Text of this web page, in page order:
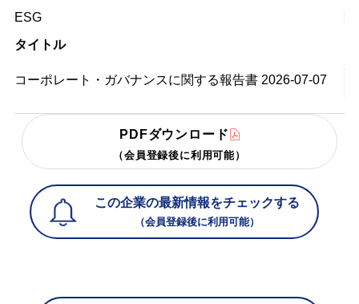
ESG
タイトル
コーポレート・ガバナンスに関する報告書 2026-07-07
PDFダウンロード
（会員登録後に利用可能）
この企業の最新情報をチェックする
（会員登録後に利用可能）